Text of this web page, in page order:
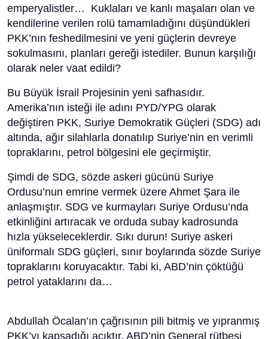
emperyalistler… Kuklaları ve kanlı maşaları olan ve
kendilerine verilen rolü tamamladığını düşündükleri
PKK’nın feshedilmesini ve yeni güçlerin devreye
sokulmasını, planları gereği istediler. Bunun karşılığı
olarak neler vaat edildi?
Bu Büyük İsrail Projesinin yeni safhasıdır.
Amerika’nın isteği ile adını PYD/YPG olarak
değiştiren PKK, Suriye Demokratik Güçleri (SDG) adı
altında, ağır silahlarla donatılıp Suriye’nin en verimli
topraklarını, petrol bölgesini ele geçirmiştir.
Şimdi de SDG, sözde askeri gücünü Suriye
Ordusu’nun emrine vermek üzere Ahmet Şara ile
anlaşmıştır. SDG ve kurmayları Suriye Ordusu’nda
etkinliğini artıracak ve orduda subay kadrosunda
hızla yükseleceklerdir. Sıkı durun! Suriye askeri
üniformalı SDG güçleri, sınır boylarında sözde Suriye
topraklarını koruyacaktır. Tabi ki, ABD’nin çöktüğü
petrol yataklarını da…
Abdullah Öcalan’ın çağrısının pili bitmiş ve yıpranmış
PKK’yı kapsadığı açıktır. ABD’nin General rütbesi